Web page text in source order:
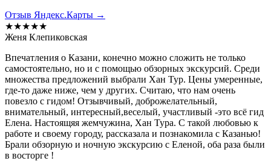
Отзыв Яндекс.Карты →
★★★★★
Женя Клепиковская
Впечатления о Казани, конечно можно сложить не только
самостоятельно, но и с помощью обзорных экскурсий. Среди
множества предложений выбрали Хан Тур. Цены умеренные,
где-то даже ниже, чем у других. Считаю, что нам очень
повезло с гидом! Отзывчивый, доброжелательный,
внимательный, интересный,веселый, участливый -это всё гид
Елена. Настоящяя жемчужина, Хан Тура. С такой любовью к
работе и своему городу, рассказала и познакомила с Казанью!
Брали обзорную и ночную экскурсию с Еленой, оба раза были
в восторге !